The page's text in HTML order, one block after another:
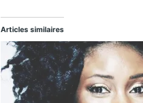
Articles similaires